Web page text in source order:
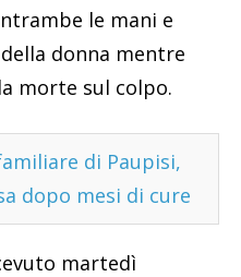
le mani e
donna mentre
morte sul colpo.
di Paupisi,
dopo mesi di cure
martedì